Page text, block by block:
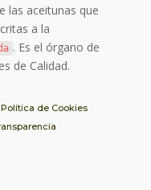
las aceitunas que
a la
. Es el órgano de
de Calidad.
Política de Cookies